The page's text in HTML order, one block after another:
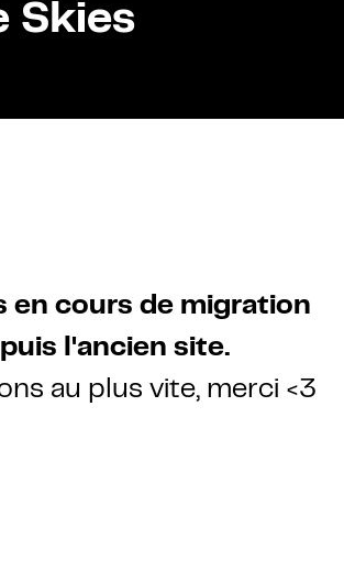
Skies
en cours de migration
l'ancien site.
au plus vite, merci <3